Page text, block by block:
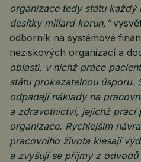
organizace tedy státu každý
desítky miliard korun,“
odborník na systémové
neziskových organizací a
oblasti, v nichž práce
státu prokazatelnou úsporu.
odpadají náklady na
a zdravotnictví, jejichž práci
organizace. Rychlejším
pracovního života klesají
a zvyšují se příjmy z